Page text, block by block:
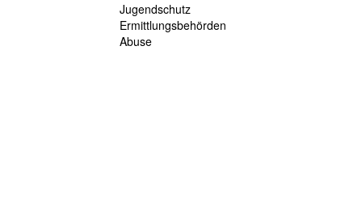
Jugendschutz
Ermittlungsbehörden
Abuse